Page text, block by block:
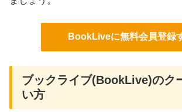
BookLiveに無料会員登録
ブックライブ(BookLive)のク
い方